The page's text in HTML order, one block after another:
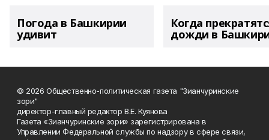
Погода в Башкирии
удивит
Когда
дожди в
© 2026 Общественно-политическая газета "Зианчуринские
зори"
директор-главный редактор В.Е. Куянова
Газета «Зианчуринские зори» зарегистрирована в
Управлении Федеральной службы по надзору в сфере связи,